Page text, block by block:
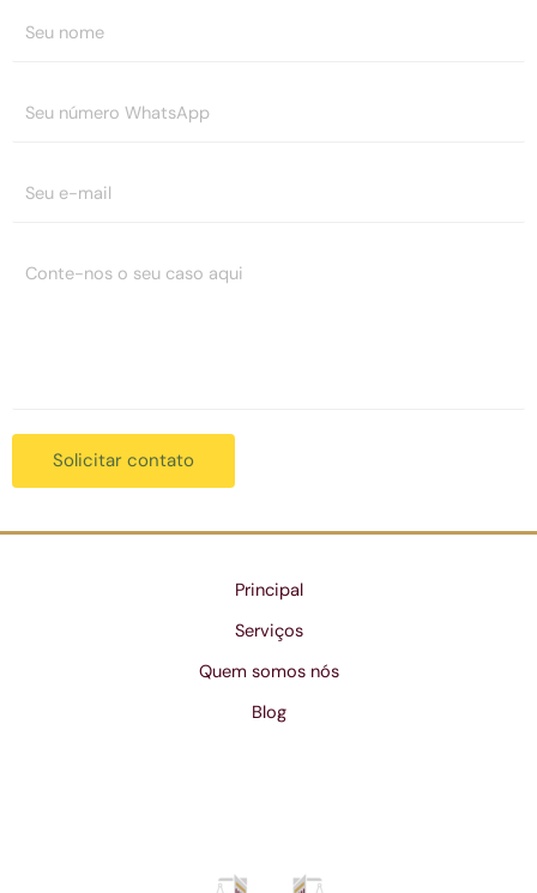
Solicitar contato
Principal
Serviços
Quem somos nós
Blog